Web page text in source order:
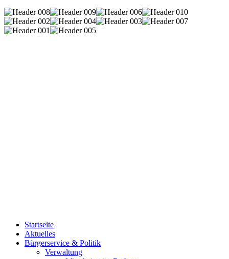
Startseite
Aktuelles
Bürgerservice & Politik
Verwaltung